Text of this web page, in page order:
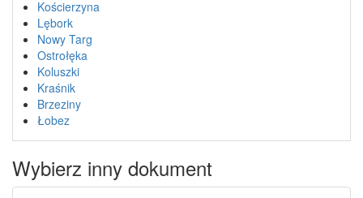
Kościerzyna
Lębork
Nowy Targ
Ostrołęka
Koluszki
Kraśnik
Brzeziny
Łobez
Wybierz inny dokument